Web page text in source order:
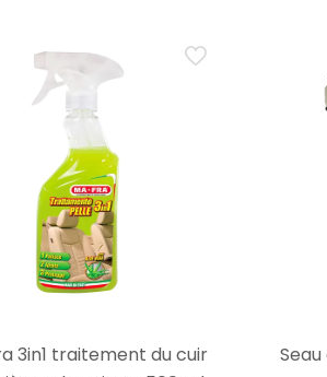
3in1 traitement du cuir